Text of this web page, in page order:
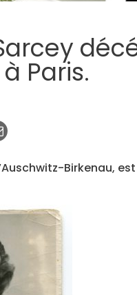
Paris.
Birkenau,